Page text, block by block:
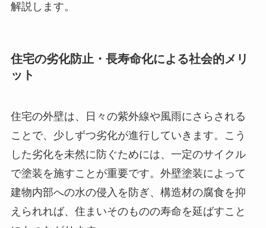
解説します。
住宅の劣化防止・長寿命化による社会的メリ
ット
住宅の外壁は、日々の紫外線や風雨にさらされる
ことで、少しずつ劣化が進行していきます。こう
した劣化を未然に防ぐためには、一定のサイクル
で塗装を施すことが重要です。外壁塗装によって
建物内部への水の侵入を防ぎ、構造材の腐食を抑
えられれば、住まいそのものの寿命を延ばすこと